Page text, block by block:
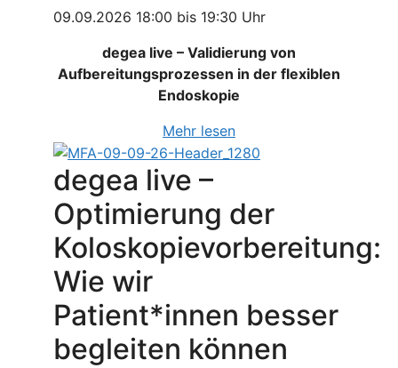
09.09.2026 18:00 bis 19:30 Uhr
degea live – Validierung von
Aufbereitungsprozessen in der flexiblen
Endoskopie
Mehr lesen
degea live –
Optimierung der
Koloskopievorbereitung:
Wie wir
Patient*innen besser
begleiten können